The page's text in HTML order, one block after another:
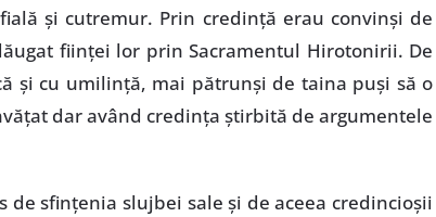
şi cutremur. Prin credinţă erau convinşi de
fiinţei lor prin Sacramentul Hirotonirii. De
şi cu umilinţă, mai pătrunşi de taina puşi să o
dar având credinţa ştirbită de argumentele
sfinţenia slujbei sale şi de aceea credincioşii